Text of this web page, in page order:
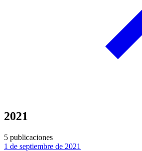
2021
5 publicaciones
1 de septiembre de 2021